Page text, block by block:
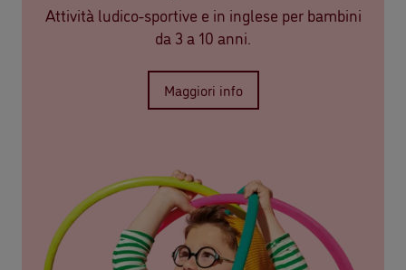
Attività ludico-sportive e in inglese per bambini
da 3 a 10 anni.
Maggiori info